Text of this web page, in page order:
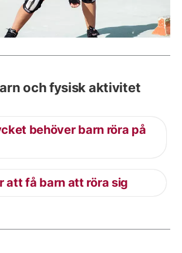
och fysisk aktivitet
behöver barn röra på
att få barn att röra sig